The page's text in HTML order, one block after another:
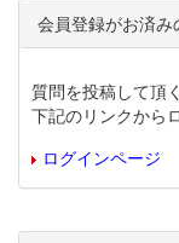
会員登録がお済み
質問を投稿して頂
下記のリンクから
ログインページ